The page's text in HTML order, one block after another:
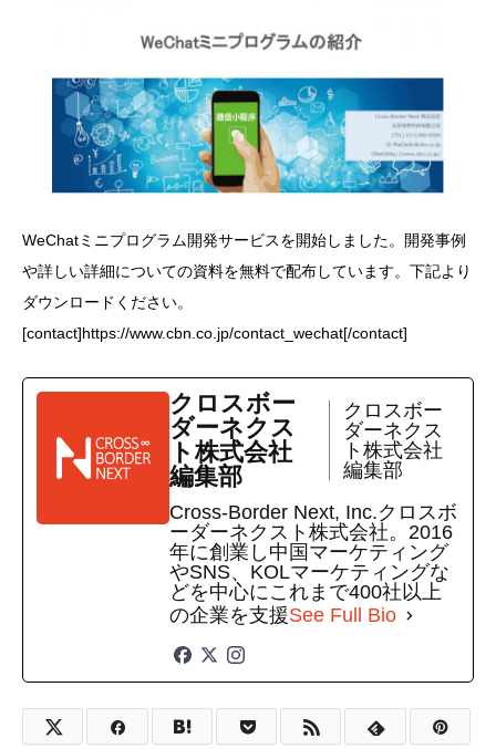
WeChatミニプログラム開発サービスを開始しました。開発事例
や詳しい詳細についての資料を無料で配布しています。下記より
ダウンロードください。
[contact]https://www.cbn.co.jp/contact_wechat[/contact]
クロスボー
ダーネクス
ト株式会社
編集部
クロスボー
ダーネクス
ト株式会社
編集部
Cross-Border Next, Inc.クロスボ
ーダーネクスト株式会社。2016
年に創業し中国マーケティング
やSNS、KOLマーケティングな
どを中心にこれまで400社以上
の企業を支援See Full Bio